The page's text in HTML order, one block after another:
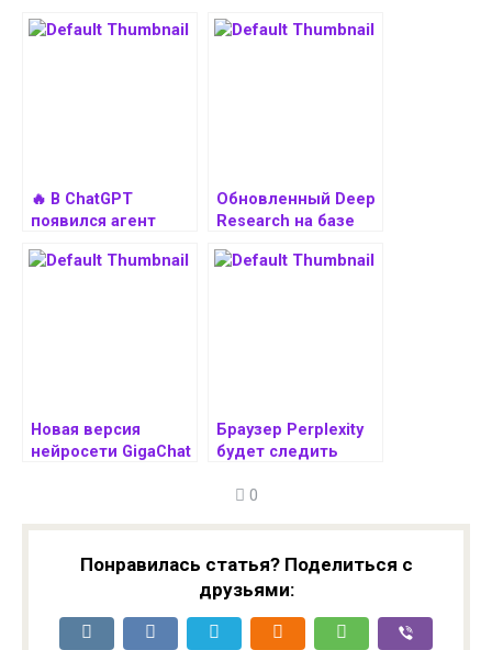
🔥 В ChatGPT
появился агент
исследования для
Обновленный Deep
Research на базе
обошел ChatGPT по
Новая версия
нейросети GigaChat
Браузер Perplexity
будет следить
что делают
0
Понравилась статья? Поделиться с
друзьями: